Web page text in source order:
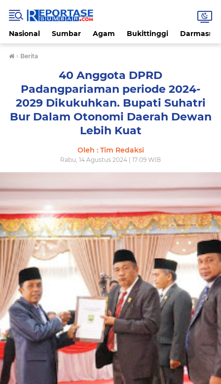
Nasional Sumbar Agam Bukittinggi
› Berita
40 Anggota DPRD
Padangpariaman periode 2024-
2029 Dikukuhkan. Bupati Suhatri
Bur Dalam Otonomi Daerah Dewan
Lebih Kuat
Oleh : Tim Redaksi
Rabu, 14 Agustus 2024 | 17:09 WIB